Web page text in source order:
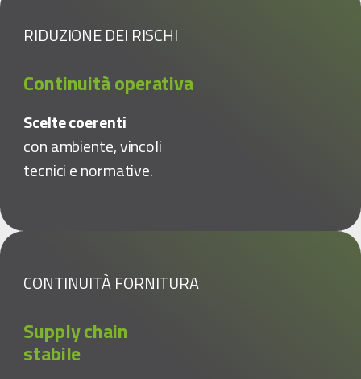
RIDUZIONE DEI RISCHI
Continuità operativa
Scelte coerenti
con ambiente, vincoli
tecnici e normative.
CONTINUITÀ FORNITURA
Supply chain
stabile